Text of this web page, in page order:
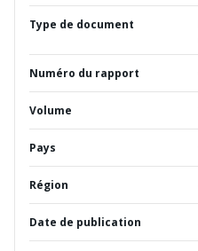
Type de document
Numéro du rapport
Volume
Pays
Région
Date de publication